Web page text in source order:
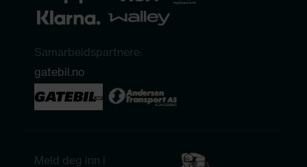
Samarbeidspartnere:
gatebil.no
Meld deg inn i